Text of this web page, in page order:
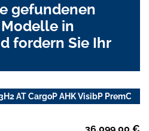
gefundenen
in
fordern Sie Ihr
AT CargoP AHK VisibP PremC